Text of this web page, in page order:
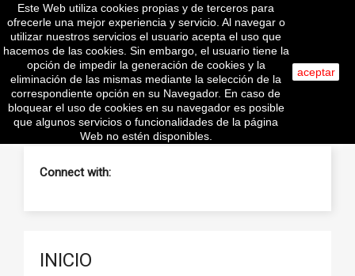

search
Connect with:
INICIO
Este Web utiliza cookies propias y de terceros para
ofrecerle una mejor experiencia y servicio. Al navegar o
utilizar nuestros servicios el usuario acepta el uso que
hacemos de las cookies. Sin embargo, el usuario tiene la
opción de impedir la generación de cookies y la
eliminación de las mismas mediante la selección de la
correspondiente opción en su Navegador. En caso de
bloquear el uso de cookies en su navegador es posible
que algunos servicios o funcionalidades de la página
Web no estén disponibles.
aceptar